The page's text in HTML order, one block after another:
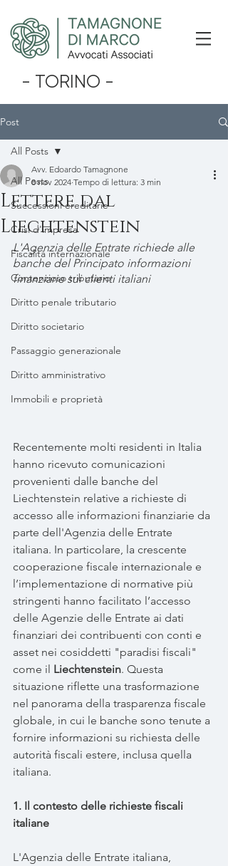
- TORINO -
Post
All Posts
Successioni ereditarie
Crisi d'impresa
Fiscalità internazionale
Contenzioso tributario
Diritto penale tributario
Diritto societario
Passaggio generazionale
Diritto amministrativo
Immobili e proprietà
All Posts
Lettere dal
Liechtenstein
Avv. Edoardo Tamagnone
8 nov 2024 Tempo di lettura: 3 min
L'Agenzia delle Entrate richiede alle
banche del Principato informazioni
finanziarie sui clienti italiani
Recentemente molti residenti in Italia
hanno ricevuto comunicazioni
provenienti dalle banche del
Liechtenstein relative a richieste di
accesso alle informazioni finanziarie da
parte dell'Agenzia delle Entrate
italiana. In particolare, la crescente
cooperazione fiscale internazionale e
l’implementazione di normative più
stringenti hanno facilitato l’accesso
delle Agenzie delle Entrate ai dati
finanziari dei contribuenti con conti e
asset nei cosiddetti "paradisi fiscali"
come il Liechtenstein. Questa
situazione riflette una trasformazione
nel panorama della trasparenza fiscale
globale, in cui le banche sono tenute a
fornire informazioni su richiesta delle
autorità fiscali estere, inclusa quella
italiana.
1. Il contesto delle richieste fiscali
italiane
L'Agenzia delle Entrate italiana,